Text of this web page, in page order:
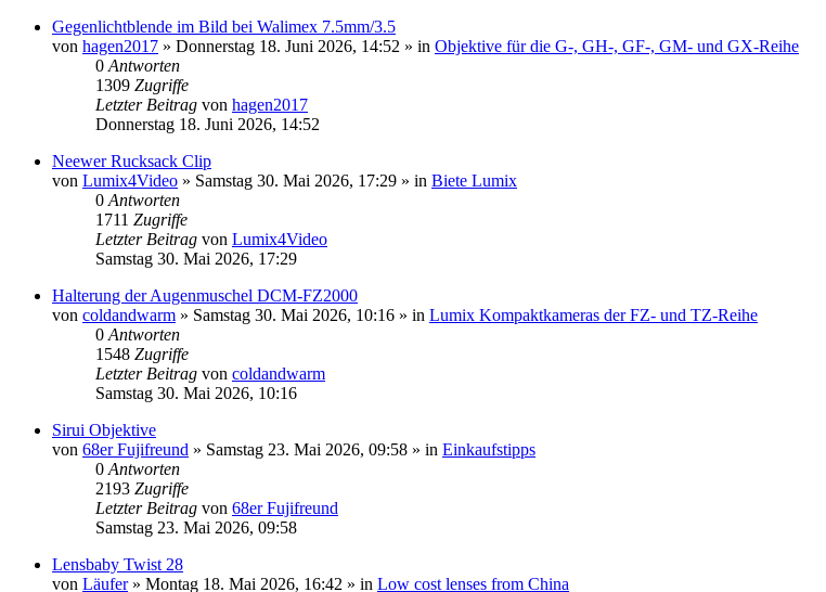
Gegenlichtblende im Bild bei Walimex 7.5mm/3.5
von hagen2017 » Donnerstag 18. Juni 2026, 14:52 » in Objektive für die G-, GH-, GF-, GM- und GX-Reihe
0 Antworten
1309 Zugriffe
Letzter Beitrag von hagen2017
Donnerstag 18. Juni 2026, 14:52
Neewer Rucksack Clip
von Lumix4Video » Samstag 30. Mai 2026, 17:29 » in Biete Lumix
0 Antworten
1711 Zugriffe
Letzter Beitrag von Lumix4Video
Samstag 30. Mai 2026, 17:29
Halterung der Augenmuschel DCM-FZ2000
von coldandwarm » Samstag 30. Mai 2026, 10:16 » in Lumix Kompaktkameras der FZ- und TZ-Reihe
0 Antworten
1548 Zugriffe
Letzter Beitrag von coldandwarm
Samstag 30. Mai 2026, 10:16
Sirui Objektive
von 68er Fujifreund » Samstag 23. Mai 2026, 09:58 » in Einkaufstipps
0 Antworten
2193 Zugriffe
Letzter Beitrag von 68er Fujifreund
Samstag 23. Mai 2026, 09:58
Lensbaby Twist 28
von Läufer» Montag 18. Mai 2026, 16:42 » in Low cost lenses from China